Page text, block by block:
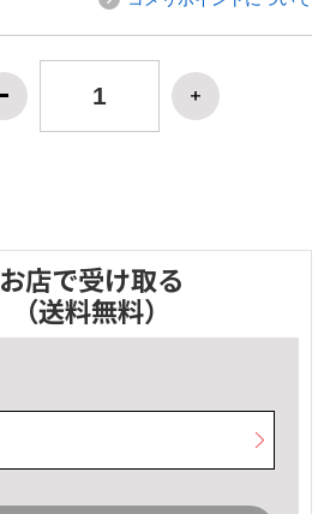
お店で受け取る
（送料無料）